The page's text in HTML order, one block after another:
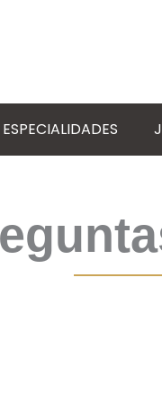
ESPECIALIDADES